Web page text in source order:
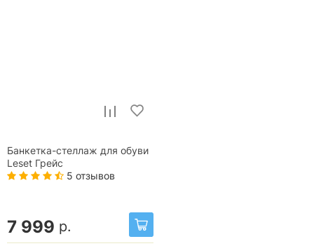
Банкетка-стеллаж для обуви
Leset Грейс
5 отзывов
7 999 р.